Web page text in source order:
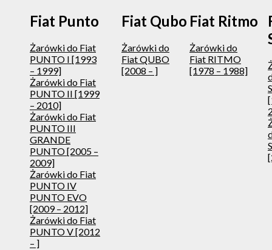
Fiat Punto
Żarówki do Fiat
PUNTO I [1993
– 1999]
Żarówki do Fiat
PUNTO II [1999
– 2010]
Żarówki do Fiat
PUNTO III
GRANDE
PUNTO [2005 –
2009]
Żarówki do Fiat
PUNTO IV
PUNTO EVO
[2009 – 2012]
Żarówki do Fiat
PUNTO V [2012
– ]
Fiat Qubo
Żarówki do
Fiat QUBO
[2008 – ]
Fiat Ritmo
Żarówki do
Fiat RITMO
[1978 – 1988]